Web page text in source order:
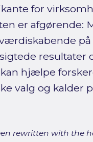
for
er afgørende:
resultater
hjælpe
valg og kalder
rewritten with the